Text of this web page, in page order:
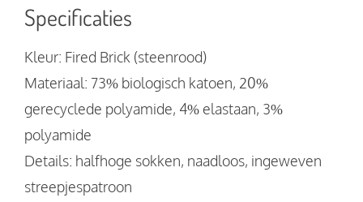
Specificaties
Kleur: Fired Brick (steenrood)
Materiaal: 73% biologisch katoen, 20%
gerecyclede polyamide, 4% elastaan, 3%
polyamide
Details: halfhoge sokken, naadloos, ingeweven
streepjespatroon